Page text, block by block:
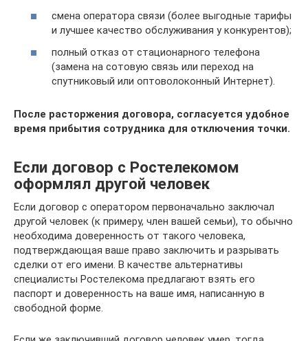
смена оператора связи (более выгодные тарифы
и лучшее качество обслуживания у конкурентов);
полный отказ от стационарного телефона
(замена на сотовую связь или переход на
спутниковый или оптоволоконный Интернет).
После расторжения договора, согласуется удобное
время прибытия сотрудника для отключения точки.
Если договор с Ростелекомом
оформлял другой человек
Если договор с оператором первоначально заключал
другой человек (к примеру, член вашей семьи), то обычно
необходима доверенность от такого человека,
подтверждающая ваше право заключить и разрывать
сделки от его имени. В качестве альтернативы
специалисты Ростелекома предлагают взять его
паспорт и доверенность на ваше имя, написанную в
свободной форме.